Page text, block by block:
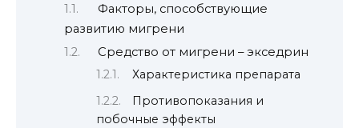
Факторы, способствующие
развитию мигрени
Средство от мигрени – экседрин
Характеристика препарата
Противопоказания и
побочные эффекты